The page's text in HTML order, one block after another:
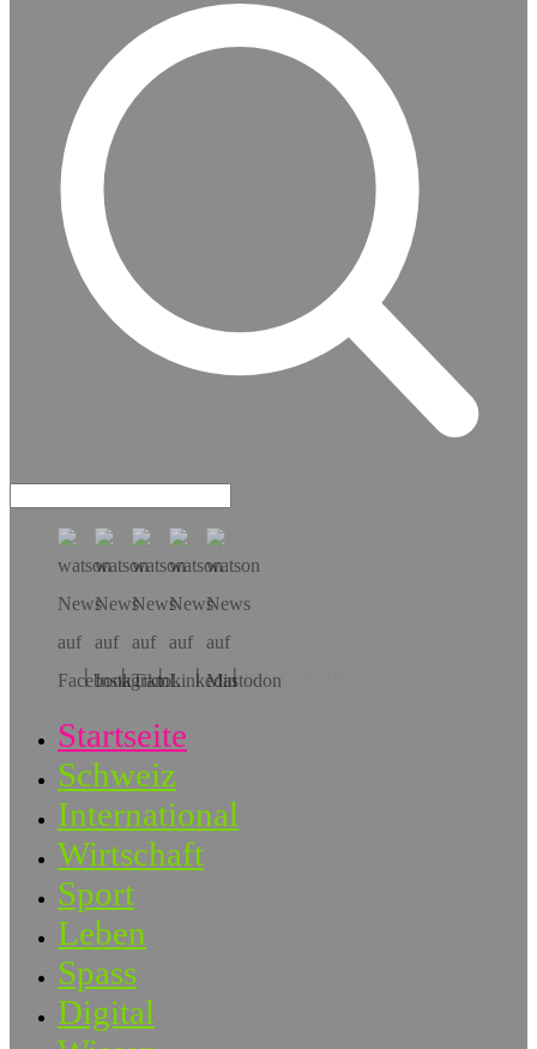
Hol dir die App!
Startseite
Schweiz
International
Wirtschaft
Sport
Leben
Spass
Digital